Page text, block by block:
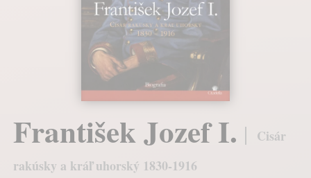
František Jozef I.
Cisár
rakúsky a kráľ uhorský 1830-1916